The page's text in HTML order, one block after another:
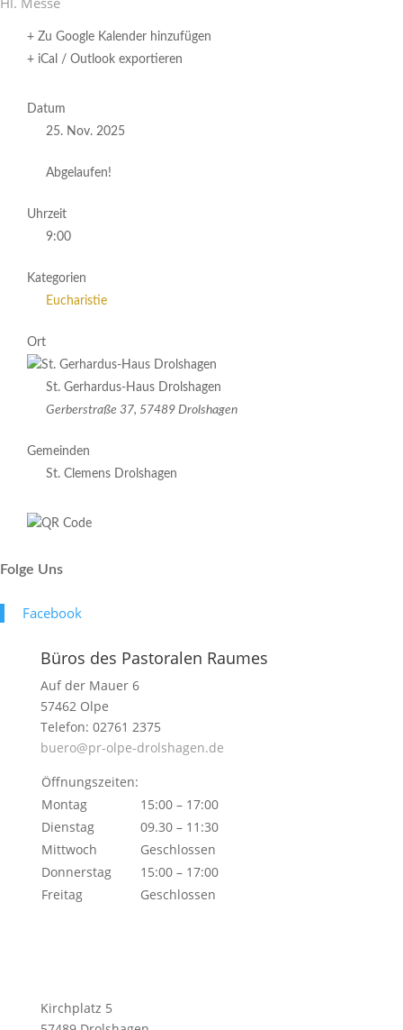
+ Zu Google Kalender hinzufügen
+ iCal / Outlook exportieren
Datum
25. Nov. 2025
Abgelaufen!
Uhrzeit
9:00
Kategorien
Eucharistie
Ort
St. Gerhardus-Haus Drolshagen
Gerberstraße 37, 57489 Drolshagen
Gemeinden
St. Clemens Drolshagen
Folge Uns
Face­book
Büros des Pastoralen Raumes
Auf der Mauer 6
57462 Olpe
Telefon: 02761 2375
buero@pr-olpe-drolshagen.de
Öffnungszeiten:
Montag
15:00 – 17:00
Dienstag
09.30 – 11:30
Mittwoch
Geschlossen
Donnerstag
15:00 – 17:00
Freitag
Geschlossen
Kirchplatz 5